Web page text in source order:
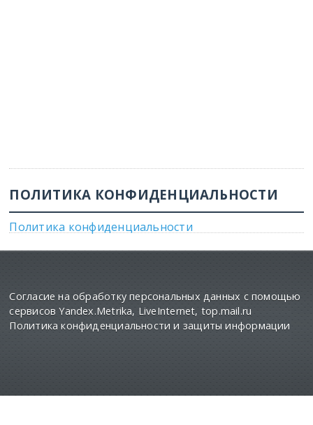
ПОЛИТИКА КОНФИДЕНЦИАЛЬНОСТИ
Политика конфиденциальности
Согласие на обработку персональных данных с помощью
сервисов Yandex.Metrika, LiveInternet, top.mail.ru
Политика конфиденциальности и защиты информации